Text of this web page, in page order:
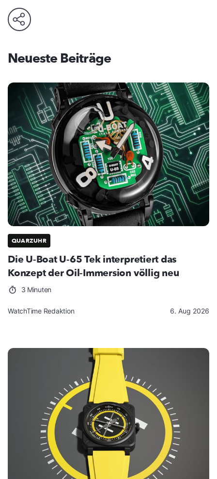
Neueste Beiträge
QUARZUHR
Die U-Boat U-65 Tek interpretiert das
Konzept der Oil-Immersion völlig neu
3 Minuten
WatchTime Redaktion 6. Aug 2026